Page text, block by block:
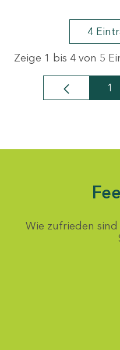
4
Zeige 1 bis 4 von 5
1
Wie zufrieden